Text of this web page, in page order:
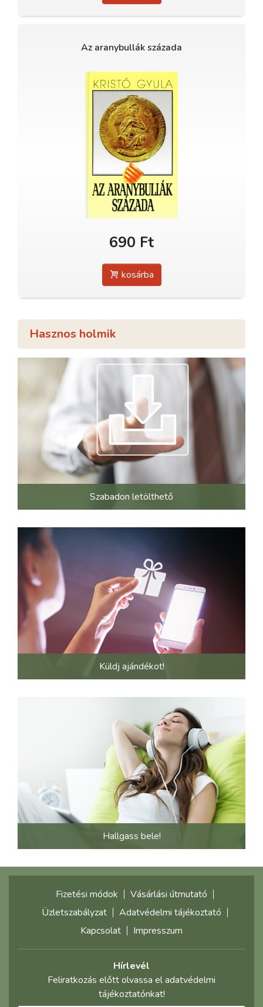
Az aranybullák százada
690 Ft
kosárba
Hasznos holmik
Szabadon letölthető
Küldj ajándékot!
Hallgass bele!
Fizetési módok
Vásárlási útmutató
Üzletszabályzat
Adatvédelmi tájékoztató
Kapcsolat
Impresszum
Hírlevél
Feliratkozás előtt olvassa el adatvédelmi
tájékoztatónkat!